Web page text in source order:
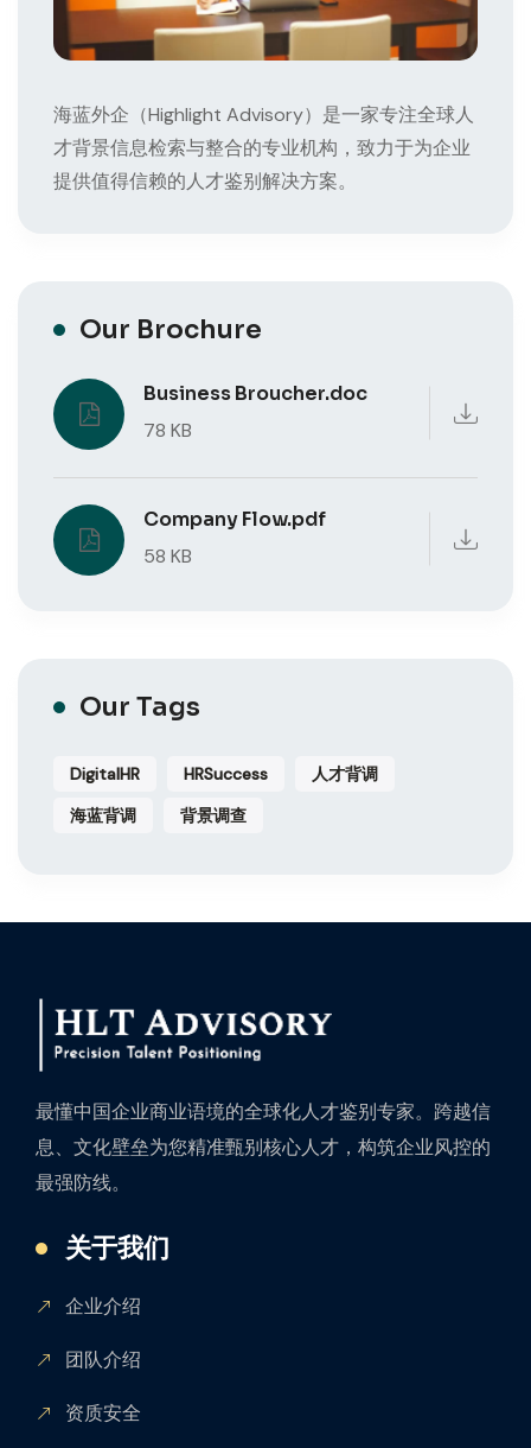
海蓝外企（Highlight Advisory）是一家专注全球人
才背景信息检索与整合的专业机构，致力于为企业
提供值得信赖的人才鉴别解决方案。
Our Brochure
Business Broucher.doc
78 KB
Company Flow.pdf
58 KB
Our Tags
DigitalHR HRSuccess
人才背调
海蓝背调
背景调查
最懂中国企业商业语境的全球化人才鉴别专家。跨越信
息、文化壁垒为您精准甄别核心人才，构筑企业风控的
最强防线。
关于我们
企业介绍
团队介绍
资质安全